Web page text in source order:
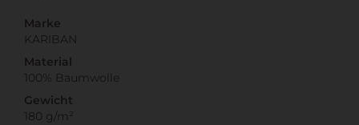
Marke
KARIBAN
Material
100% Baumwolle
Gewicht
180 g/m²